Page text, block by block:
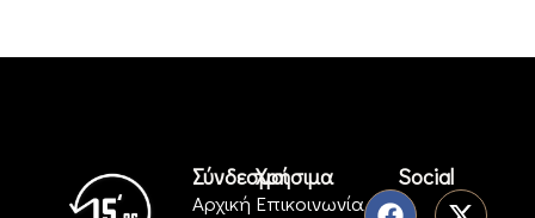
Σύνδεσμοι
Αρχική
Χρήσιμα
Επικοινωνία
Social